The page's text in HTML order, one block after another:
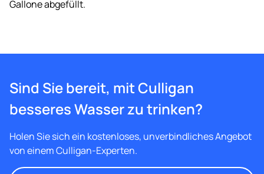
Gallone abgefüllt.
Sind Sie bereit, mit Culligan
besseres Wasser zu trinken?
Holen Sie sich ein kostenloses, unverbindliches Angebot
von einem Culligan-Experten.